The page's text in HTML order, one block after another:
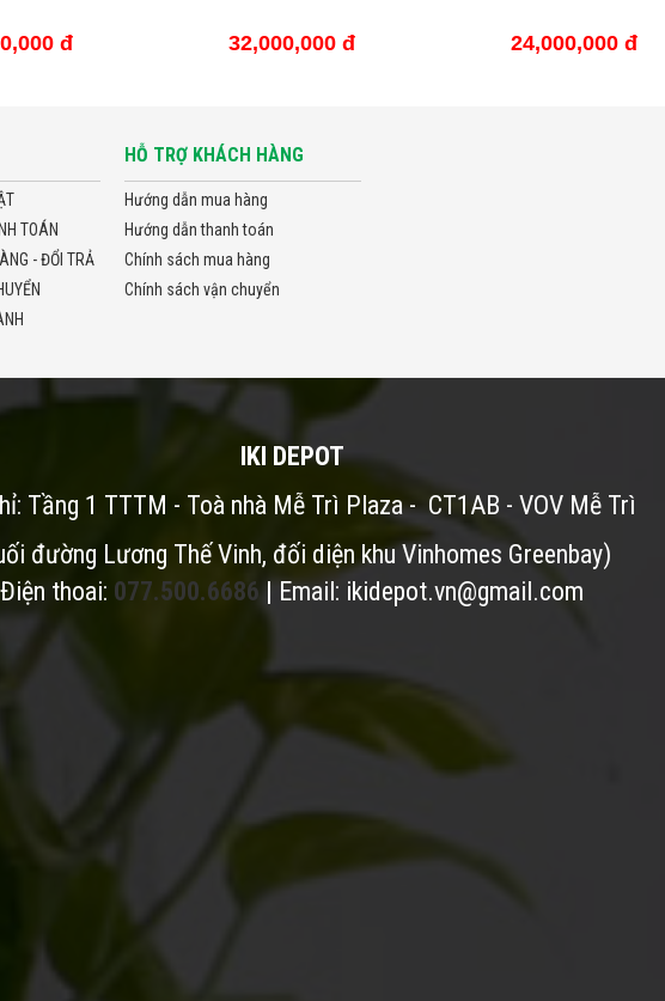
đ 24,000,000 đ 32,000,000 đ
TOÁN
- ĐỔI TRẢ
HỖ TRỢ KHÁCH HÀNG
Hướng dẫn mua hàng
Hướng dẫn thanh toán
Chính sách mua hàng
Chính sách vận chuyển
IKI DEPOT
Tầng 1 TTTM - Toà nhà Mễ Trì Plaza - CT1AB - VOV Mễ Trì
đường Lương Thế Vinh, đối diện khu Vinhomes Greenbay)
Điện thoai: 077.500.6686| Email: ikidepot.vn@gmail.com